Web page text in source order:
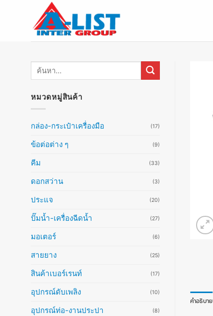
ค้นหา:
หมวดหมู่สินค้า
กล่อง-กระเป๋าเครื่องมือ (17)
ข้อต่อต่าง ๆ (9)
คีม (33)
ดอกสว่าน (3)
ประแจ (20)
ปั๊มน้ำ-เครื่องฉีดน้ำ (27)
มอเตอร์ (6)
สายยาง (25)
สินค้าเบอร์เรนท์ (17)
อุปกรณ์ดับเพลิง (10)
อุปกรณ์ท่อ-งานประปา (8)
คำอธิบาย